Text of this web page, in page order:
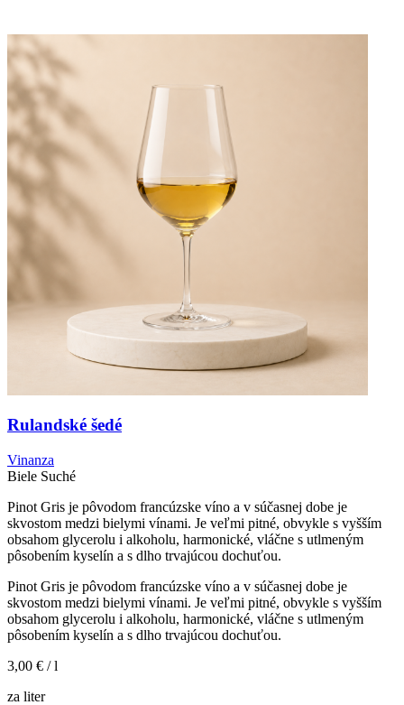
Rulandské šedé
Vinanza
Biele Suché
Pinot Gris je pôvodom francúzske víno a v súčasnej dobe je
skvostom medzi bielymi vínami. Je veľmi pitné, obvykle s vyšším
obsahom glycerolu i alkoholu, harmonické, vláčne s utlmeným
pôsobením kyselín a s dlho trvajúcou dochuťou.
Pinot Gris je pôvodom francúzske víno a v súčasnej dobe je
skvostom medzi bielymi vínami. Je veľmi pitné, obvykle s vyšším
obsahom glycerolu i alkoholu, harmonické, vláčne s utlmeným
pôsobením kyselín a s dlho trvajúcou dochuťou.
3,00 € / l
za liter